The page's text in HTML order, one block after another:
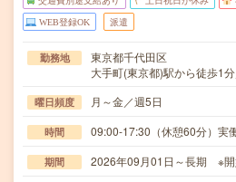
WEB登録OK 派遣
勤務地
東京都千代田区
大手町(東京都)駅から徒歩1
曜日頻度 月～金／週5日
時間 09:00-17:30（休憩60分）実
期間 2026年09月01日～長期 ※